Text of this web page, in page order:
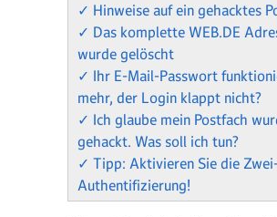
✓ Hinweise auf ein gehacktes
✓ Das komplette WEB.DE
wurde gelöscht
✓ Ihr E-Mail-Passwort
mehr, der Login klappt nicht?
✓ Ich glaube mein Postfach
gehackt. Was soll ich tun?
✓ Tipp: Aktivieren Sie die
Authentifizierung!